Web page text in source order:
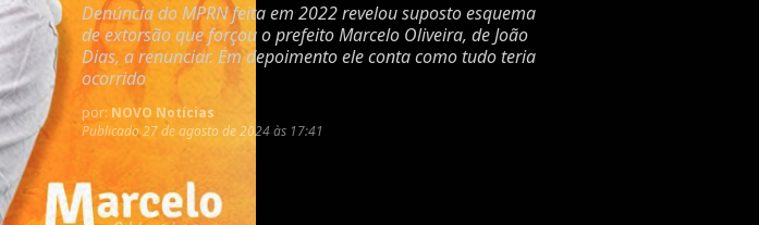
Denúncia do MPRN feita em 2022 revelou suposto esquema
de extorsão que forçou o prefeito Marcelo Oliveira, de João
Dias, a renunciar. Em depoimento ele conta como tudo teria
ocorrido
por: NOVO Notícias
Publicado27 de agosto de 2024 às 17:41